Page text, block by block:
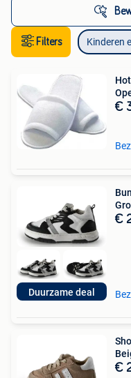
Filters Kinderen
€
Duurzame deal
€
€